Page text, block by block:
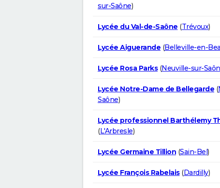
sur-Saône)
Lycée du Val-de-Saône (Trévoux)
Lycée Aiguerande (Belleville-en-
Lycée Rosa Parks(Neuville-sur-
Lycée Notre-Dame de Bellegarde (
Saône)
Lycée professionnel Barthélemy
(L'Arbresle)
Lycée Germaine Tillion (Sain-Bel)
Lycée François Rabelais(Dardilly)